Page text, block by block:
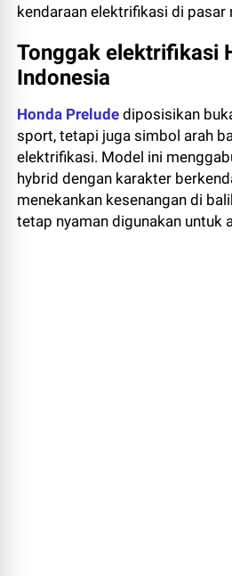
kendaraan elektrifikasi di pasar
Tonggak elektrifikasi
Indonesia
Honda Prelude diposisikan
sport, tetapi juga simbol arah
elektrifikasi. Model ini
hybrid dengan karakter
menekankan kesenangan di
tetap nyaman digunakan untuk